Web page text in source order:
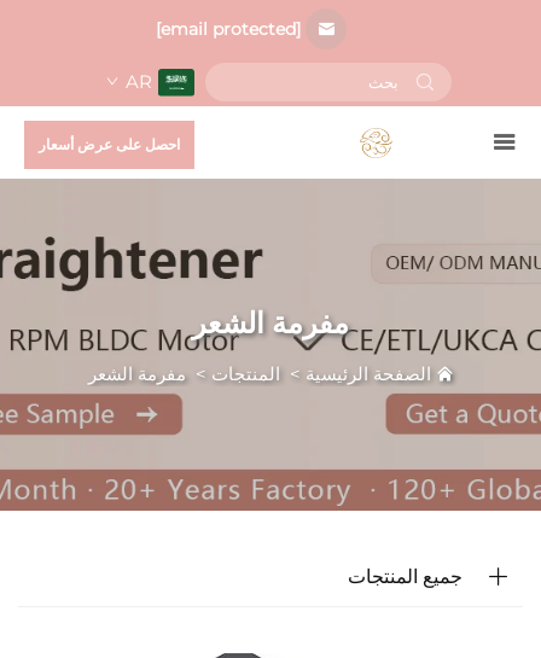
[email protected]
AR
احصل على عرض أسعار
مفرمة الشعر
الصفحة الرئيسية >المنتجات >مفرمة الشعر
جميع المنتجات